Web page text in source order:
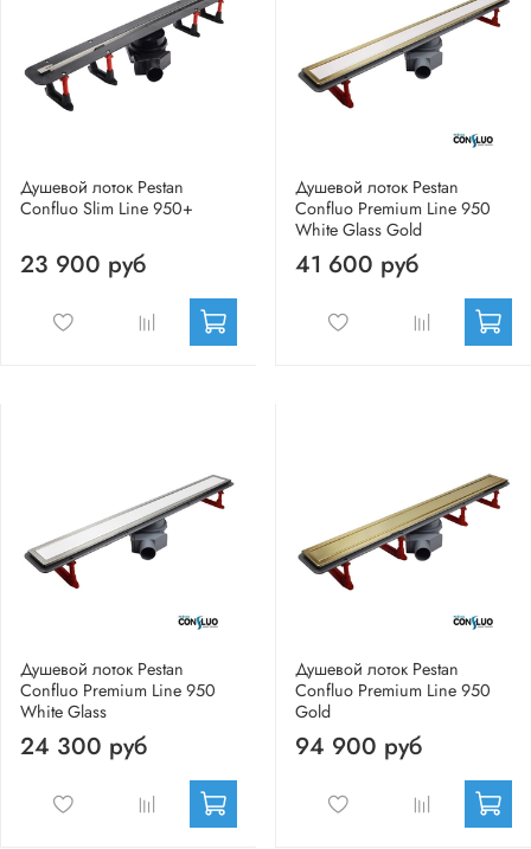
Душевой лоток Pestan
Confluo Slim Line 950+
23 900 руб
Душевой лоток Pestan
Confluo Premium Line 950
White Glass Gold
41 600 руб
Душевой лоток Pestan
Confluo Premium Line 950
White Glass
24 300 руб
Душевой лоток Pestan
Confluo Premium Line 950
Gold
94 900 руб